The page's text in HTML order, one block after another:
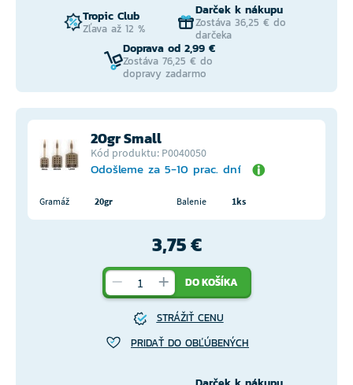
Tropic Club
Zľava až 12 %
Darček k nákupu
Zostáva 36,25 € do
darčeka
Doprava od 2,99 €
Zostáva 76,25 € do
dopravy zadarmo
20gr Small
Kód produktu: P0040050
Odošleme za 5-10 prac. dní
Gramáž 20gr Balenie 1ks
3,75 €
DO KOŠÍKA
STRÁŽIŤ CENU
PRIDAŤ DO OBĽÚBENÝCH